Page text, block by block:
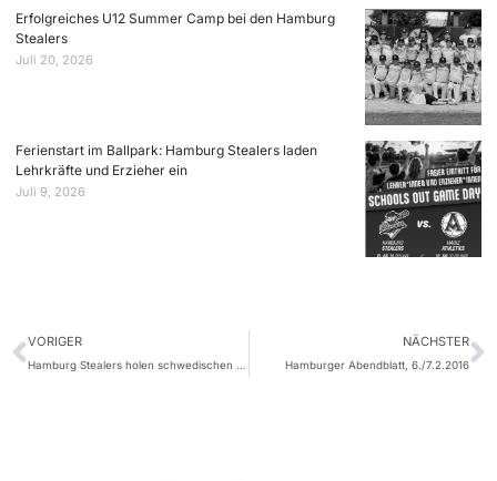
Erfolgreiches U12 Summer Camp bei den Hamburg
Stealers
Juli 20, 2026
Ferienstart im Ballpark: Hamburg Stealers laden
Lehrkräfte und Erzieher ein
Juli 9, 2026
VORIGER NÄCHSTER
Hamburger Abendblatt, 6./7.2.2016